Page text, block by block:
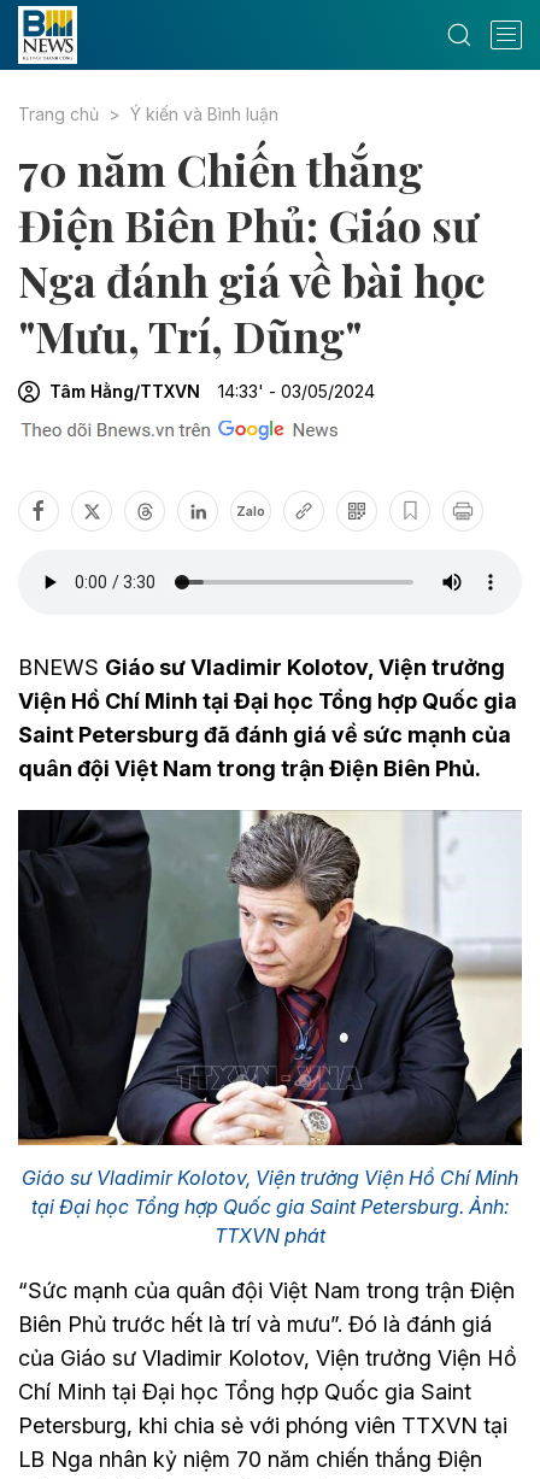
Trang chủ Ý kiến và Bình luận
70 năm Chiến thắng
Điện Biên Phủ: Giáo sư
Nga đánh giá về bài học
"Mưu, Trí, Dũng"
Tâm Hằng/TTXVN 14:33' - 03/05/2024
Zalo
BNEWS Giáo sư Vladimir Kolotov, Viện trưởng
Viện Hồ Chí Minh tại Đại học Tổng hợp Quốc gia
Saint Petersburg đã đánh giá về sức mạnh của
quân đội Việt Nam trong trận Điện Biên Phủ.
Giáo sư Vladimir Kolotov, Viện trưởng Viện Hồ Chí Minh
tại Đại học Tổng hợp Quốc gia Saint Petersburg. Ảnh:
TTXVN phát
“Sức mạnh của quân đội Việt Nam trong trận Điện
Biên Phủ trước hết là trí và mưu”. Đó là đánh giá
của Giáo sư Vladimir Kolotov, Viện trưởng Viện Hồ
Chí Minh tại Đại học Tổng hợp Quốc gia Saint
Petersburg, khi chia sẻ với phóng viên TTXVN tại
LB Nga nhân kỷ niệm 70 năm chiến thắng Điện